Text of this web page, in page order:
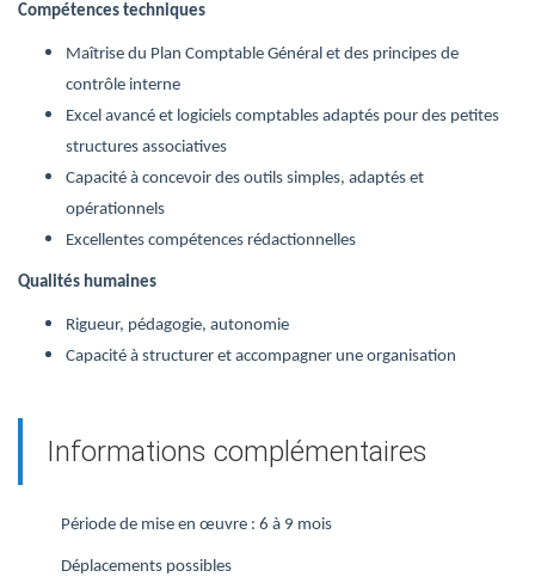
Compétences techniques
Maîtrise du Plan Comptable Général et des principes de
contrôle interne
Excel avancé et logiciels comptables adaptés pour des petites
structures associatives
Capacité à concevoir des outils simples, adaptés et
opérationnels
Excellentes compétences rédactionnelles
Qualités humaines
Rigueur, pédagogie, autonomie
Capacité à structurer et accompagner une organisation
Informations complémentaires
Période de mise en œuvre : 6 à 9 mois
Déplacements possibles